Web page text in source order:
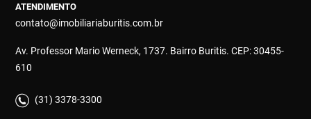
ATENDIMENTO
contato@imobiliariaburitis.com.br
Av. Professor Mario Werneck, 1737. Bairro Buritis. CEP: 30455-
610
(31) 3378-3300